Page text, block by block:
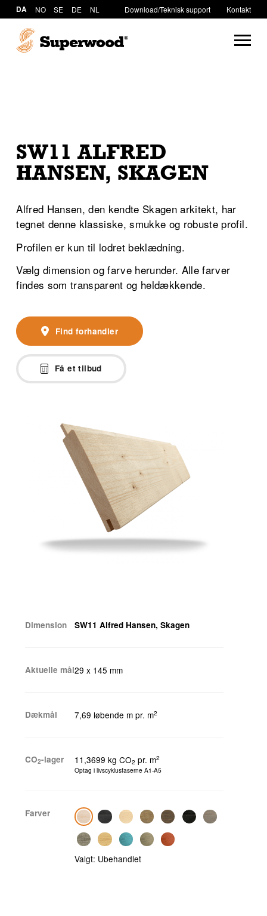
DA NO SE DE NL Download/Teknisk support Kontakt
SW11 ALFRED
HANSEN, SKAGEN
Alfred Hansen, den kendte Skagen arkitekt, har
tegnet denne klassiske, smukke og robuste profil.
Profilen er kun til lodret beklædning.
Vælg dimension og farve herunder. Alle farver
findes som transparent og heldækkende.
Find forhandler
Få et tilbud
Dimension SW11 Alfred Hansen, Skagen
Aktuelle mål29 x 145 mm
Dækmål 7,69 løbende m pr. m2
CO2-lager 11,3699 kg CO2 pr. m2
Optag i livscyklusfaserne A1-A5
Farver
Valgt: Ubehandlet